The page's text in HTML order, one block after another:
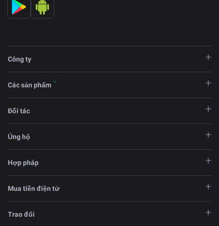
Công ty
Các sản phẩm
Đối tác
Ủng hộ
Hợp pháp
Mua tiền điện tử
Trao đổi